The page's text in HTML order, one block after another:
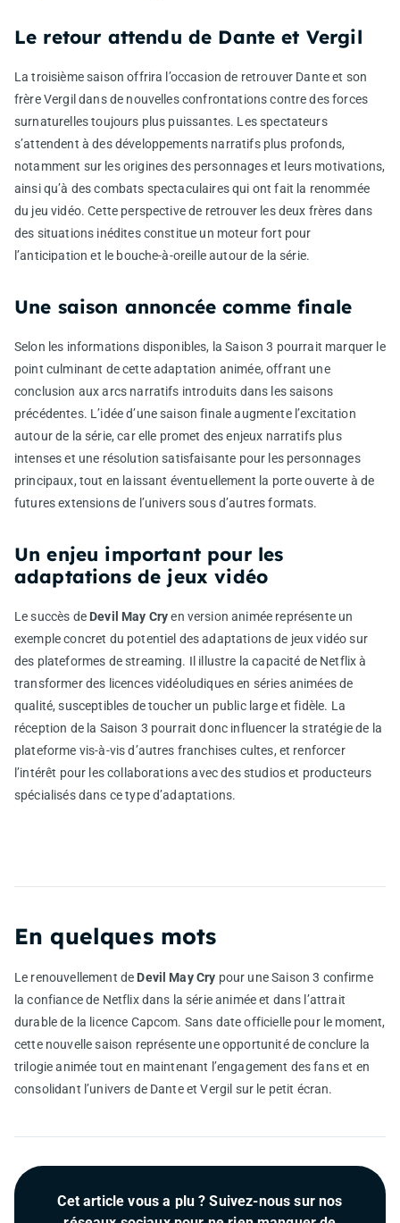
Le retour attendu de Dante et Vergil
La troisième saison offrira l’occasion de retrouver Dante et son
frère Vergil dans de nouvelles confrontations contre des forces
surnaturelles toujours plus puissantes. Les spectateurs
s’attendent à des développements narratifs plus profonds,
notamment sur les origines des personnages et leurs motivations,
ainsi qu’à des combats spectaculaires qui ont fait la renommée
du jeu vidéo. Cette perspective de retrouver les deux frères dans
des situations inédites constitue un moteur fort pour
l’anticipation et le bouche-à-oreille autour de la série.
Une saison annoncée comme finale
Selon les informations disponibles, la Saison 3 pourrait marquer le
point culminant de cette adaptation animée, offrant une
conclusion aux arcs narratifs introduits dans les saisons
précédentes. L’idée d’une saison finale augmente l’excitation
autour de la série, car elle promet des enjeux narratifs plus
intenses et une résolution satisfaisante pour les personnages
principaux, tout en laissant éventuellement la porte ouverte à de
futures extensions de l’univers sous d’autres formats.
Un enjeu important pour les
adaptations de jeux vidéo
Le succès de Devil May Cryen version animée représente un
exemple concret du potentiel des adaptations de jeux vidéo sur
des plateformes de streaming. Il illustre la capacité de Netflix à
transformer des licences vidéoludiques en séries animées de
qualité, susceptibles de toucher un public large et fidèle. La
réception de la Saison 3 pourrait donc influencer la stratégie de la
plateforme vis-à-vis d’autres franchises cultes, et renforcer
l’intérêt pour les collaborations avec des studios et producteurs
spécialisés dans ce type d’adaptations.
En quelques mots
Le renouvellement de Devil May Cry pour une Saison 3 confirme
la confiance de Netflix dans la série animée et dans l’attrait
durable de la licence Capcom. Sans date officielle pour le moment,
cette nouvelle saison représente une opportunité de conclure la
trilogie animée tout en maintenant l’engagement des fans et en
consolidant l’univers de Dante et Vergil sur le petit écran.
Cet article vous a plu ? Suivez-nous sur nos